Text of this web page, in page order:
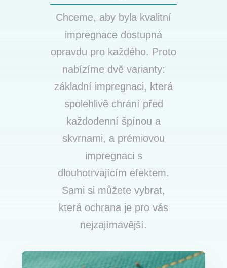
Chceme, aby byla kvalitní
impregnace dostupná
opravdu pro každého. Proto
nabízíme dvě varianty:
základní impregnaci, která
spolehlivě chrání před
každodenní špínou a
skvrnami, a prémiovou
impregnaci s
dlouhotrvajícím efektem.
Sami si můžete vybrat,
která ochrana je pro vás
nejzajímavější.